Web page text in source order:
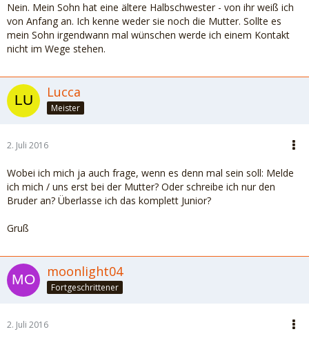
Nein. Mein Sohn hat eine ältere Halbschwester - von ihr weiß ich
von Anfang an. Ich kenne weder sie noch die Mutter. Sollte es
mein Sohn irgendwann mal wünschen werde ich einem Kontakt
nicht im Wege stehen.
Lucca
Meister
2. Juli 2016
Wobei ich mich ja auch frage, wenn es denn mal sein soll: Melde
ich mich / uns erst bei der Mutter? Oder schreibe ich nur den
Bruder an? Überlasse ich das komplett Junior?
Gruß
moonlight04
Fortgeschrittener
2. Juli 2016